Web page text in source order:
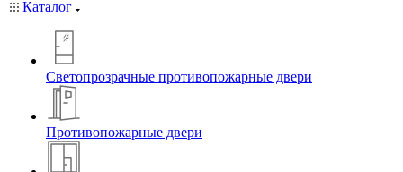
Каталог
Светопрозрачные противопожарные двери
Противопожарные двери